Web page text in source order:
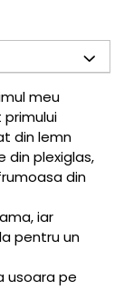
meu
din lemn
plexiglas,
din
iar
pentru un
usoara pe